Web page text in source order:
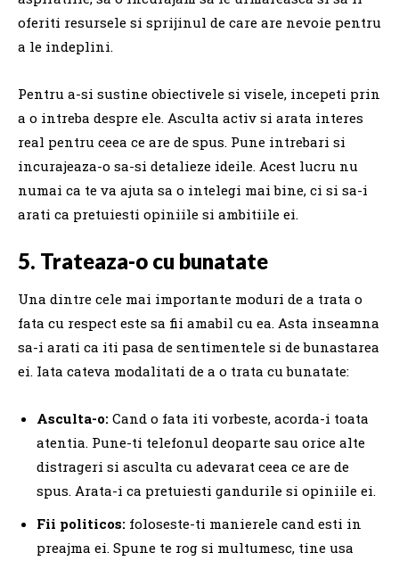
oferiti resursele si sprijinul de care are nevoie pentru
a le indeplini.
Pentru a-si sustine obiectivele si visele, incepeti prin
a o intreba despre ele. Asculta activ si arata interes
real pentru ceea ce are de spus. Pune intrebari si
incurajeaza-o sa-si detalieze ideile. Acest lucru nu
numai ca te va ajuta sa o intelegi mai bine, ci si sa-i
arati ca pretuiesti opiniile si ambitiile ei.
5. Trateaza-o cu bunatate
Una dintre cele mai importante moduri de a trata o
fata cu respect este sa fii amabil cu ea. Asta inseamna
sa-i arati ca iti pasa de sentimentele si de bunastarea
ei. Iata cateva modalitati de a o trata cu bunatate:
Asculta-o: Cand o fata iti vorbeste, acorda-i toata
atentia. Pune-ti telefonul deoparte sau orice alte
distrageri si asculta cu adevarat ceea ce are de
spus. Arata-i ca pretuiesti gandurile si opiniile ei.
Fii politicos: foloseste-ti manierele cand esti in
preajma ei. Spune te rog si multumesc, tine usa